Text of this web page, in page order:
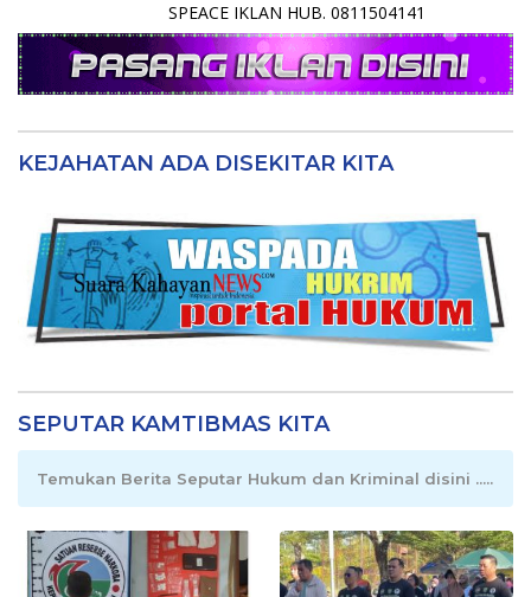
SPEACE IKLAN HUB. 0811504141
KEJAHATAN ADA DISEKITAR KITA
SEPUTAR KAMTIBMAS KITA
Temukan Berita Seputar Hukum dan Kriminal disini .....